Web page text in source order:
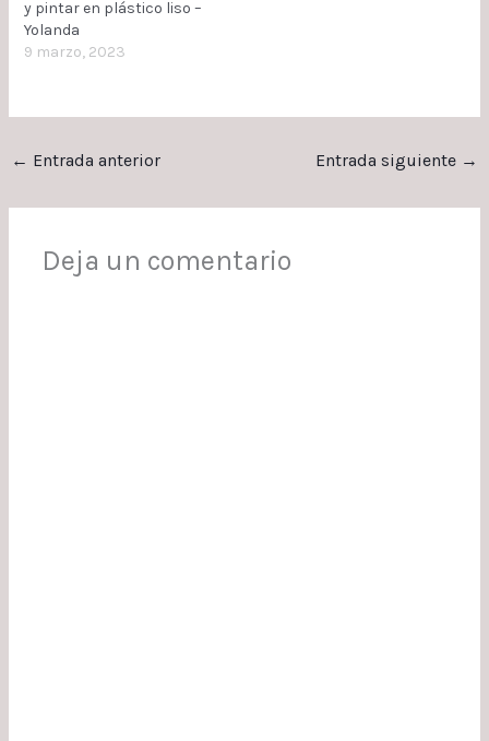
y pintar en plástico liso –
Yolanda
9 marzo, 2023
← Entrada anterior Entrada siguiente →
Deja un comentario